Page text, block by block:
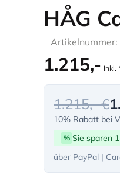
HÅG
1.215,- Inkl.
1.215,- €
10% Rabatt bei
% Sie sparen
über PayPal |